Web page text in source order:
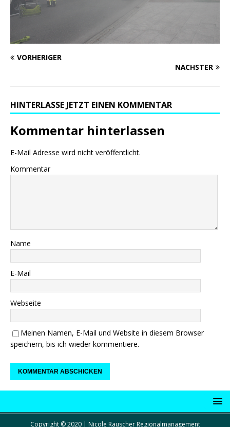
VORHERIGER
NÄCHSTER
HINTERLASSE JETZT EINEN KOMMENTAR
Kommentar hinterlassen
E-Mail Adresse wird nicht veröffentlicht.
Kommentar
Name
E-Mail
Webseite
Meinen Namen, E-Mail und Website in diesem Browser
speichern, bis ich wieder kommentiere.
Copyright © 2020 | Nicole Rauscher Regionalmanagement